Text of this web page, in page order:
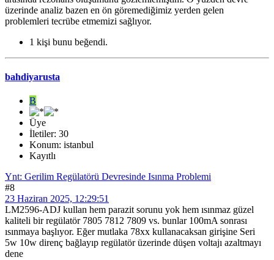
üzerinde analiz bazen en ön göremediğimiz yerden gelen
problemleri tecrübe etmemizi sağlıyor.
1 kişi bunu beğendi.
bahdiyarusta
B
Üye
İletiler: 30
Konum: istanbul
Kayıtlı
Ynt: Gerilim Regülatörü Devresinde Isınma Problemi
#8
23 Haziran 2025, 12:29:51
LM2596-ADJ kullan hem parazit sorunu yok hem ısınmaz güzel
kaliteli bir regülatör 7805 7812 7809 vs. bunlar 100mA sonrası
ısınmaya başlıyor. Eğer mutlaka 78xx kullanacaksan girişine Seri
5w 10w direnç bağlayıp regülatör üzerinde düşen voltajı azaltmayı
dene